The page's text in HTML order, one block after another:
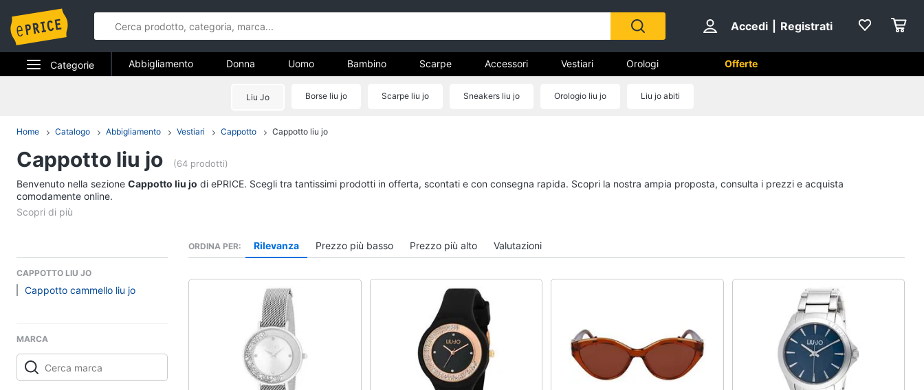
Accedi Registrati
Categorie
Telefonia
Tv e Home Cinema
Smart home
Audio e musica
Brico e Giardinaggio
Abbigliamento
Donna
Vedi tutti Vedi tutti Vedi tutti
Sigaretta elettronica
Occhiali da vista
Occhiali da sole
Orologi uomo
Orologi donna
Orecchini
Cavigliera
Collane
Abbigliamento Donna Uomo Bambino Scarpe Accessori Vestiari Orologi Offerte
Liu Jo Borse liu jo Scarpe liu jo Sneakers liu jo Orologio liu jo Liu jo abiti
Home Catalogo Abbigliamento Vestiari Cappotto Cappotto liu jo
Cappotto liu jo (64 prodotti)
Benvenuto nella sezione Cappotto liu jo di ePRICE. Scegli tra tantissimi prodotti in offerta, scontati e con consegna rapida. Scopri la nostra ampia proposta, consulta i prezzi e acquista
comodamente online.
CAPPOTTO LIU JO
Cappotto cammello liu jo
MARCA
ORDINA PER Rilevanza Prezzo più basso Prezzo più alto Valutazioni